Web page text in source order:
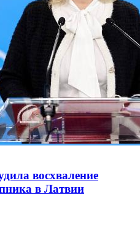
восхваление
в Латвии